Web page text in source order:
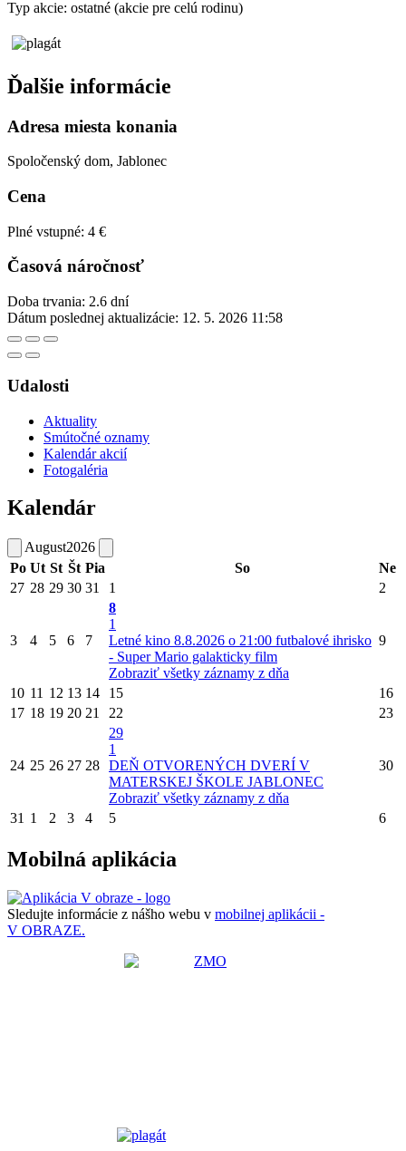
Typ akcie: ostatné (akcie pre celú rodinu)
Ďalšie informácie
Adresa miesta konania
Spoločenský dom, Jablonec
Cena
Plné vstupné: 4 €
Časová náročnosť
Doba trvania: 2.6 dní
Dátum poslednej aktualizácie: 12. 5. 2026 11:58
Udalosti
Aktuality
Smútočné oznamy
Kalendár akcií
Fotogaléria
Kalendár
August2026
Po Ut St Št Pia So
Ne
27 28 29 30 31 1 2
3 4 5 6 7
8
1
Letné kino 8.8.2026 o 21:00 futbalové ihrisko
- Super Mario galakticky film
Zobraziť všetky záznamy z dňa
9
10 11 12 13 14 15
16
17 18 19 20 21 22 23
24 25 26 27 28
29
1
DEŇ OTVORENÝCH DVERÍ V
MATERSKEJ ŠKOLE JABLONEC
Zobraziť všetky záznamy z dňa
30
31 1 2 3 4 5 6
Mobilná aplikácia
Sledujte informácie z nášho webu v mobilnej aplikácii -
V OBRAZE.